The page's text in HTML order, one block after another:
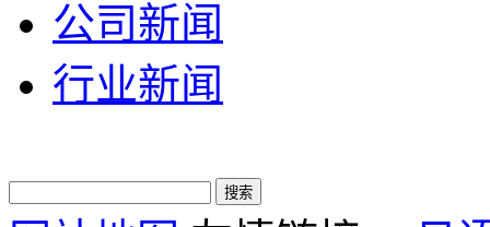
公司新闻
行业新闻